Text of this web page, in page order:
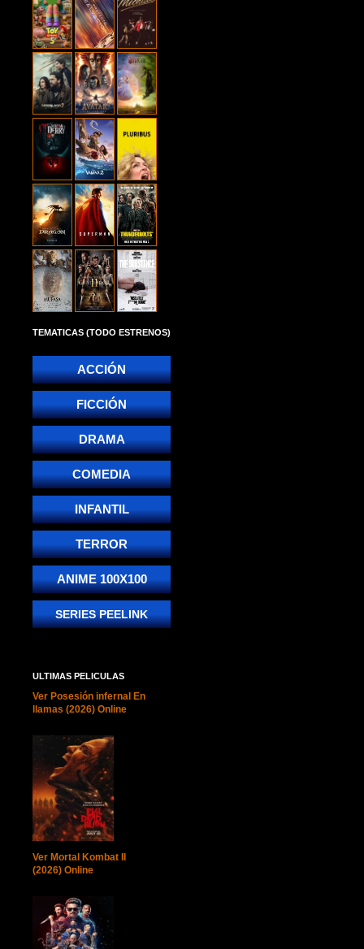
TEMATICAS (TODO ESTRENOS)
ACCIÓN
FICCIÓN
DRAMA
COMEDIA
INFANTIL
TERROR
ANIME 100X100
SERIES PEELINK
ULTIMAS PELICULAS
Ver Posesión infernal En
llamas (2026) Online
Ver Mortal Kombat II
(2026) Online